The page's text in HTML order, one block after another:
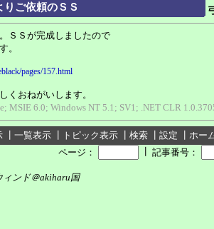
りご依頼のＳＳ
ＳＳが完成しましたので
。
pages/157.html
くおねがいします。
MSIE 6.0; Windows NT 5.1; SV1; .NET CLR
一覧表示 トピック表示 検索 設定
ホー
ページ：
記事番号：
ンド＠akiharu国